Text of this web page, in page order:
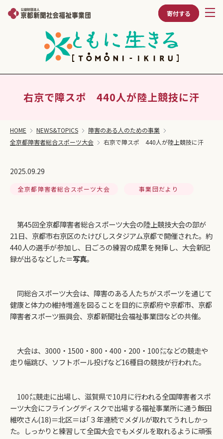
寄付する
右京で障スポ 440人が陸上競技に汗
HOME NEWS&TOPICS
障害のある人のための事業
全京都障害者総合スポーツ大会
右京で障スポ 440人が陸上競技に汗
2025.09.29
全京都障害者総合スポーツ大会 事業団だより
第45回全京都障害者総合スポーツ大会の陸上競技大会の部が
21日、京都市右京区のたけびしスタジアム京都で開催された。約
440人の選手が参加し、日ごろの練習の成果を発揮し、大会新記
録が出るなどした＝写真。
同総合スポーツ大会は、障害のある人たちがスポーツを通じて
健康と体力の維持増進を図ることを目的に京都府や京都市、京都
障害者スポーツ振興会、京都新聞社会福祉事業団などの共催。
大会は、3000・1500・800・400・200・100㍍などの競走や
走り幅跳び、ソフトボール投げなど16種目の競技が行われた。
100㍍競走に出場し、滋賀県で10月に行われる全国障害者スポ
ーツ大会にフライングディスクで出場する福祉事業所に通う飯田
維吹さん(18)＝北区＝は｢３年連続でメダルが取れてうれしかっ
た。しっかりと練習して全国大会でもメダルを取れるように頑張